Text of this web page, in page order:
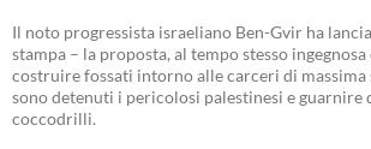
Il noto progressista israeliano Ben-Gvir ha
stampa – la proposta, al tempo stesso ingegnosa
costruire fossati intorno alle carceri di massima
sono detenuti i pericolosi palestinesi e guarnire
coccodrilli.